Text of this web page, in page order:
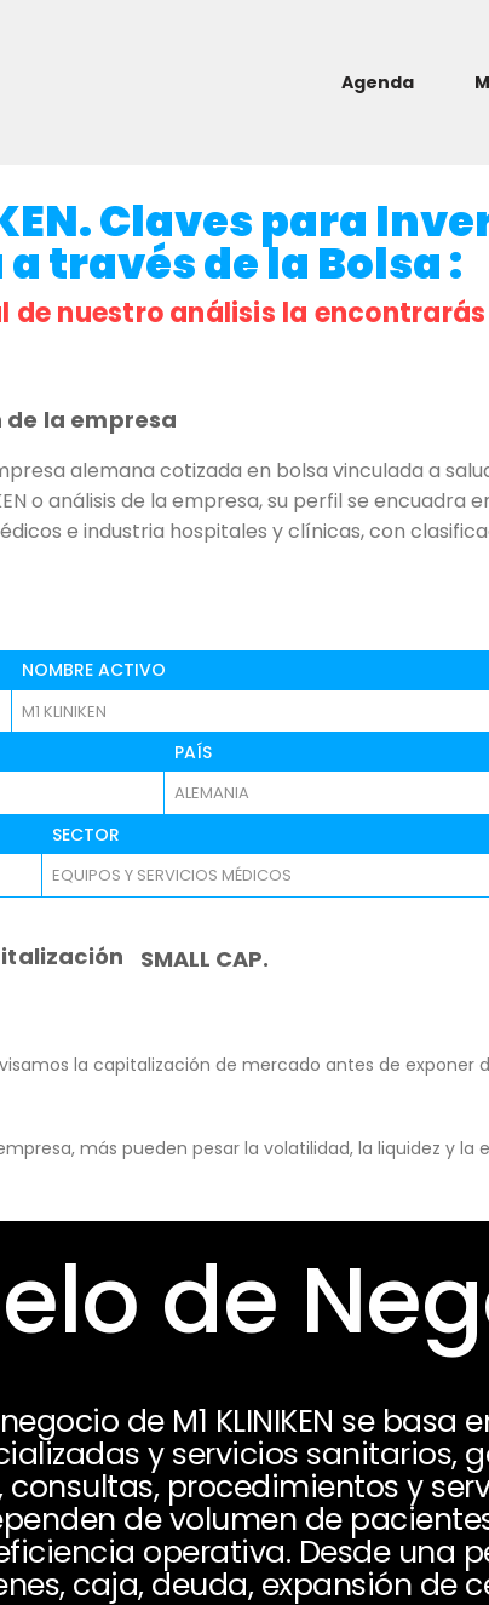
Agenda
Claves para
través de la Bolsa :
de nuestro análisis la
la empresa
alemana cotizada en bolsa vinculada a
o análisis de la empresa, su perfil se
e industria hospitales y clínicas, con
NOMBRE ACTIVO
M1 KLINIKEN
PAÍS
ALEMANIA
SECTOR
EQUIPOS Y SERVICIOS MÉDICOS
SMALL CAP.
la capitalización de mercado antes de
más pueden pesar la volatilidad, la liquidez y
de
de M1 KLINIKEN se
y servicios sanitarios,
procedimientos y
de volumen de
operativa. Desde una
caja, deuda, expansión de